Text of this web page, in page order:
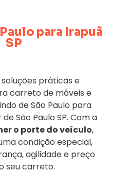
para Irapuã
SP
práticas e
carreto de móveis e
de São Paulo para
São Paulo SP. Com a
o porte do veículo,
condição especial,
agilidade e preço
seu carreto.